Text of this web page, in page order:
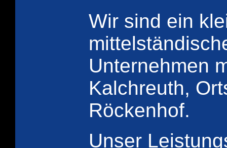
Wir sind ein
Unternehmen
Kalchreuth,
Röckenhof.
Unser